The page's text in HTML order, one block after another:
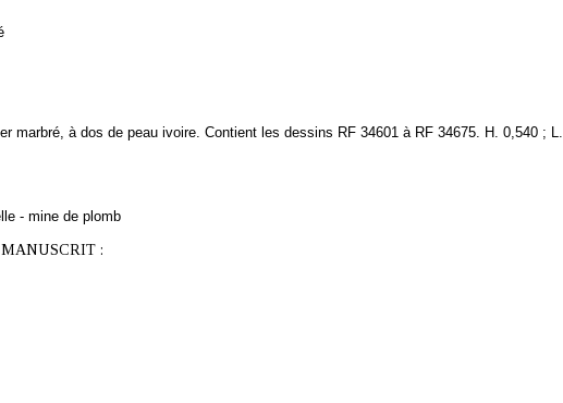
marbré, à dos de peau ivoire. Contient les dessins RF 34601 à RF 34675. H. 0,540 ; L.
- mine de plomb
: